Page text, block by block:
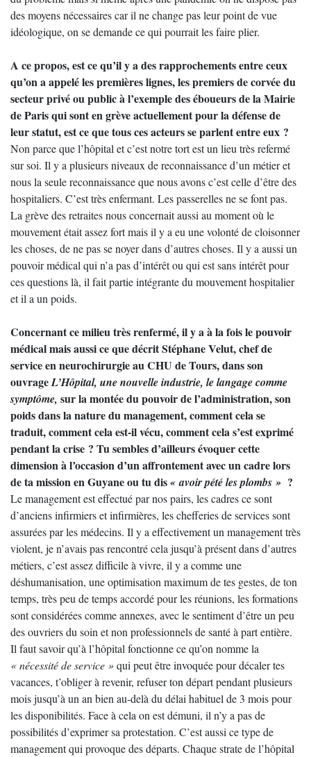
des moyens nécessaires car il ne change pas leur point de vue
idéologique, on se demande ce qui pourrait les faire plier.
A ce propos, est ce qu’il y a des rapprochements entre ceux
qu’on a appelé les premières lignes, les premiers de corvée du
secteur privé ou public à l’exemple des éboueurs de la Mairie
de Paris qui sont en grève actuellement pour la défense de
leur statut, est ce que tous ces acteurs se parlent entre eux ?
Non parce que l’hôpital et c’est notre tort est un lieu très refermé
sur soi. Il y a plusieurs niveaux de reconnaissance d’un métier et
nous la seule reconnaissance que nous avons c’est celle d’être des
hospitaliers. C’est très enfermant. Les passerelles ne se font pas.
La grève des retraites nous concernait aussi au moment où le
mouvement était assez fort mais il y a eu une volonté de cloisonner
les choses, de ne pas se noyer dans d’autres choses. Il y a aussi un
pouvoir médical qui n’a pas d’intérêt ou qui est sans intérêt pour
ces questions là, il fait partie intégrante du mouvement hospitalier
et il a un poids.
Concernant ce milieu très renfermé, il y a à la fois le pouvoir
médical mais aussi ce que décrit Stéphane Velut, chef de
service en neurochirurgie au CHU de Tours, dans son
ouvrageL’Hôpital, une nouvelle industrie, le langage comme
symptôme, sur la montée du pouvoir de l’administration, son
poids dans la nature du management, comment cela se
traduit, comment cela est-il vécu, comment cela s’est exprimé
pendant la crise ? Tu sembles d’ailleurs évoquer cette
dimension à l’occasion d’un affrontement avec un cadre lors
de ta mission en Guyane ou tu dis« avoir pété les plombs » ?
Le management est effectué par nos pairs, les cadres ce sont
d’anciens infirmiers et infirmières, les chefferies de services sont
assurées par les médecins. Il y a effectivement un management très
violent, je n’avais pas rencontré cela jusqu’à présent dans d’autres
métiers, c’est assez difficile à vivre, il y a comme une
déshumanisation, une optimisation maximum de tes gestes, de ton
temps, très peu de temps accordé pour les réunions, les formations
sont considérées comme annexes, avec le sentiment d’être un peu
des ouvriers du soin et non professionnels de santé à part entière.
Il faut savoir qu’à l’hôpital fonctionne ce qu’on nomme la
« nécessité de service »qui peut être invoquée pour décaler tes
vacances, t’obliger à revenir, refuser ton départ pendant plusieurs
mois jusqu’à un an bien au-delà du délai habituel de 3 mois pour
les disponibilités. Face à cela on est démuni, il n’y a pas de
possibilités d’exprimer sa protestation. C’est aussi ce type de
management qui provoque des départs. Chaque strate de l’hôpital